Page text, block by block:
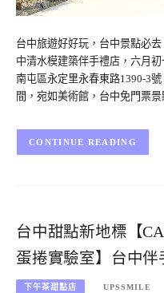
台中旅遊好好玩，台中景點必
中清水模建築伴手禮店，六月
南屯區永定里永春東路1390-3
間，宛如美術館，台中免門票
CONTINUE READING
台中甜點新地標【
蛋捲實驗室】台中伴
下午茶甜點店 UPSSMILE